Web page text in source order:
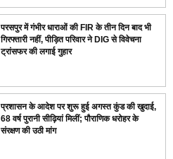
परसपुर में गंभीर धाराओं की FIR के तीन दिन बाद भी
गिरफ्तारी नहीं, पीड़ित परिवार ने DIG से विवेचना
ट्रांसफर की लगाई गुहार
प्रशासन के आदेश पर शुरू हुई अगस्त कुंड की खुदाई,
68 वर्ष पुरानी सीढ़ियां मिलीं; पौराणिक धरोहर के
संरक्षण की उठी मांग